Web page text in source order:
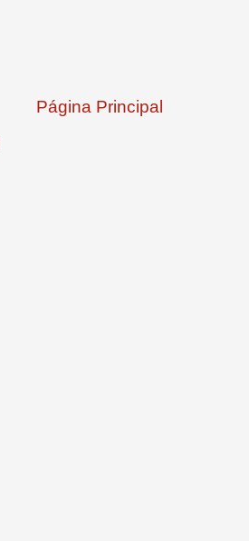
Página Principal